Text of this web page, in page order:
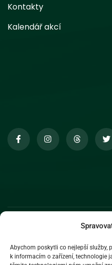
Abychom poskytli co nejlepší služby,
k informacím o zařízení, technologie
Kontakty
Kalendář akcí